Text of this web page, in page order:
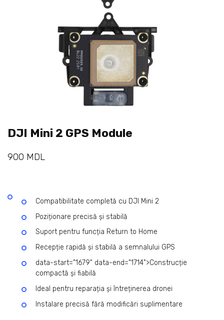
DJI Mini 2 GPS Module
900 MDL
Compatibilitate completă cu DJI Mini 2
Poziționare precisă și stabilă
Suport pentru funcția Return to Home
Recepție rapidă și stabilă a semnalului GPS
data-start="1679" data-end="1714">Construcție
compactă și fiabilă
Ideal pentru reparația și întreținerea dronei
Instalare precisă fără modificări suplimentare